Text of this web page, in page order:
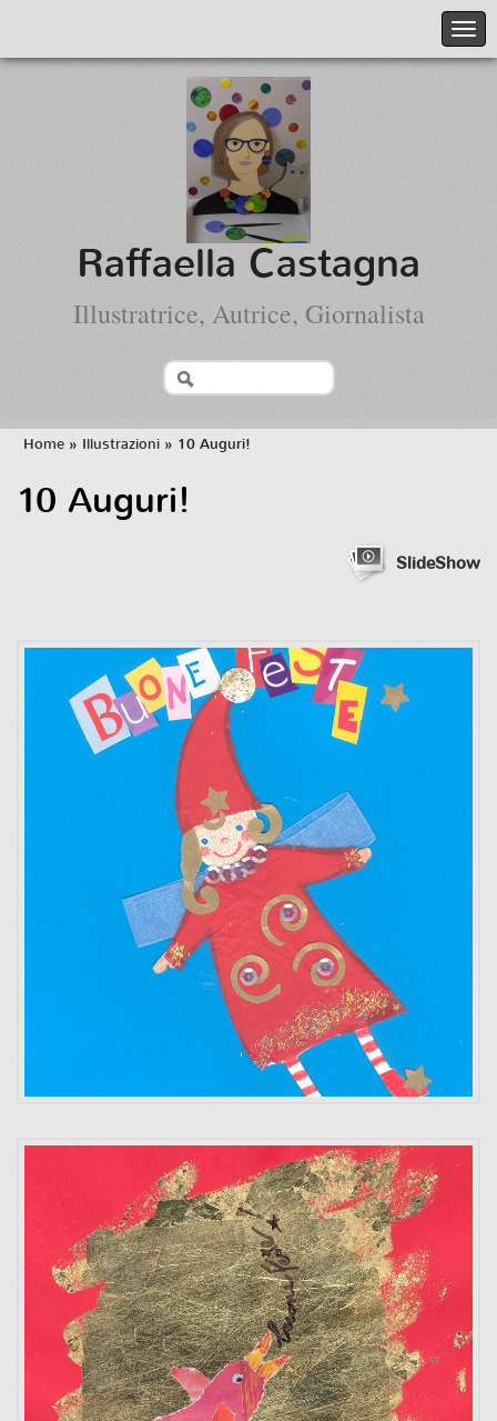
Raffaella Castagna
Illustratrice, Autrice, Giornalista
Home » Illustrazioni » 10 Auguri!
10 Auguri!
SlideShow